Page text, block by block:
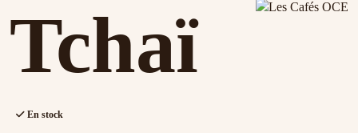
Tchaï
En stock